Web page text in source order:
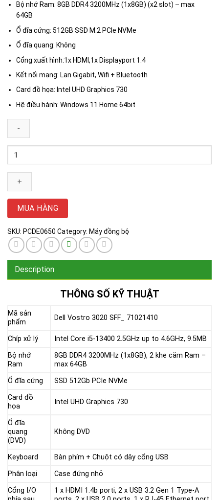
Bộ nhớ Ram: 8GB DDR4 3200MHz (1x8GB) (x2 slot) – max
64GB
Ổ đĩa cứng: 512GB SSD M.2 PCIe NVMe
Ổ đĩa quang: Không
Cổng xuất hình:1x HDMI,1x Displayport 1.4
Kết nối mạng: Lan Gigabit, Wifi + Bluetooth
Card đồ họa: Intel UHD Graphics 730
Hệ điều hành: Windows 11 Home 64bit
Máy
tính
để
bàn
Dell
Vostro
3020
SFF
13400
8G/3200|
SSD
|
KB_M
|
Windows
Home
|
3Yr)
_
71021410
quantity
MUA HÀNG
SKU: PCDE0650 Category: Máy đồng bộ
Description
THÔNG SỐ KỸ THUẬT
Mã sản
phẩm
Dell Vostro 3020 SFF_ 71021410
Chíp xử lý
Intel Core i5-13400 2.5GHz up to 4.6GHz, 9.5MB
Bộ nhớ
Ram
8GB DDR4 3200MHz (1x8GB), 2 khe cắm Ram –
max 64GB
Ổ đĩa cứng
SSD 512Gb PCIe NVMe
Card đồ
họa
Intel UHD Graphics 730
Ổ đĩa
quang
(DVD)
Không DVD
Keyboard
Bàn phím + Chuột có dây cổng USB
Phân loại
Case đứng nhỏ
Cổng I/O
1 x HDMI 1.4b porti, 2 x USB 3.2 Gen 1 Type-A